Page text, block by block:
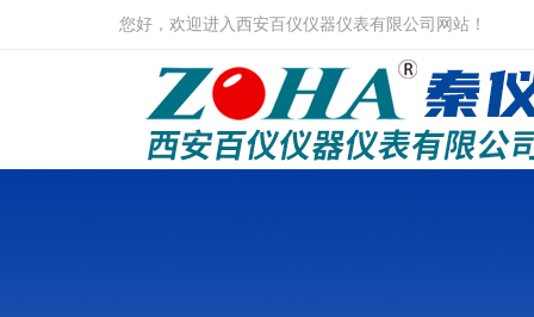
您好，欢迎进入西安百仪仪器仪表有限公司网站！